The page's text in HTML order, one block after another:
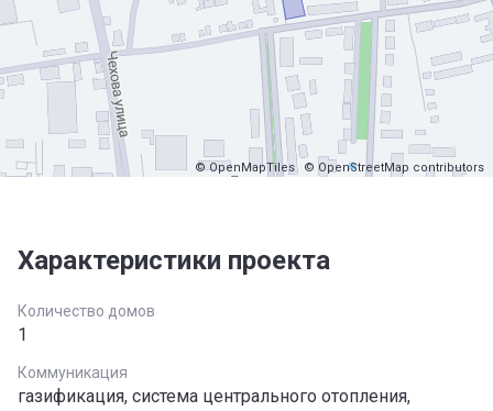
© OpenMapTiles © OpenStreetMap contributors
Характеристики проекта
Количество домов
1
Коммуникация
газификация, система центрального отопления,